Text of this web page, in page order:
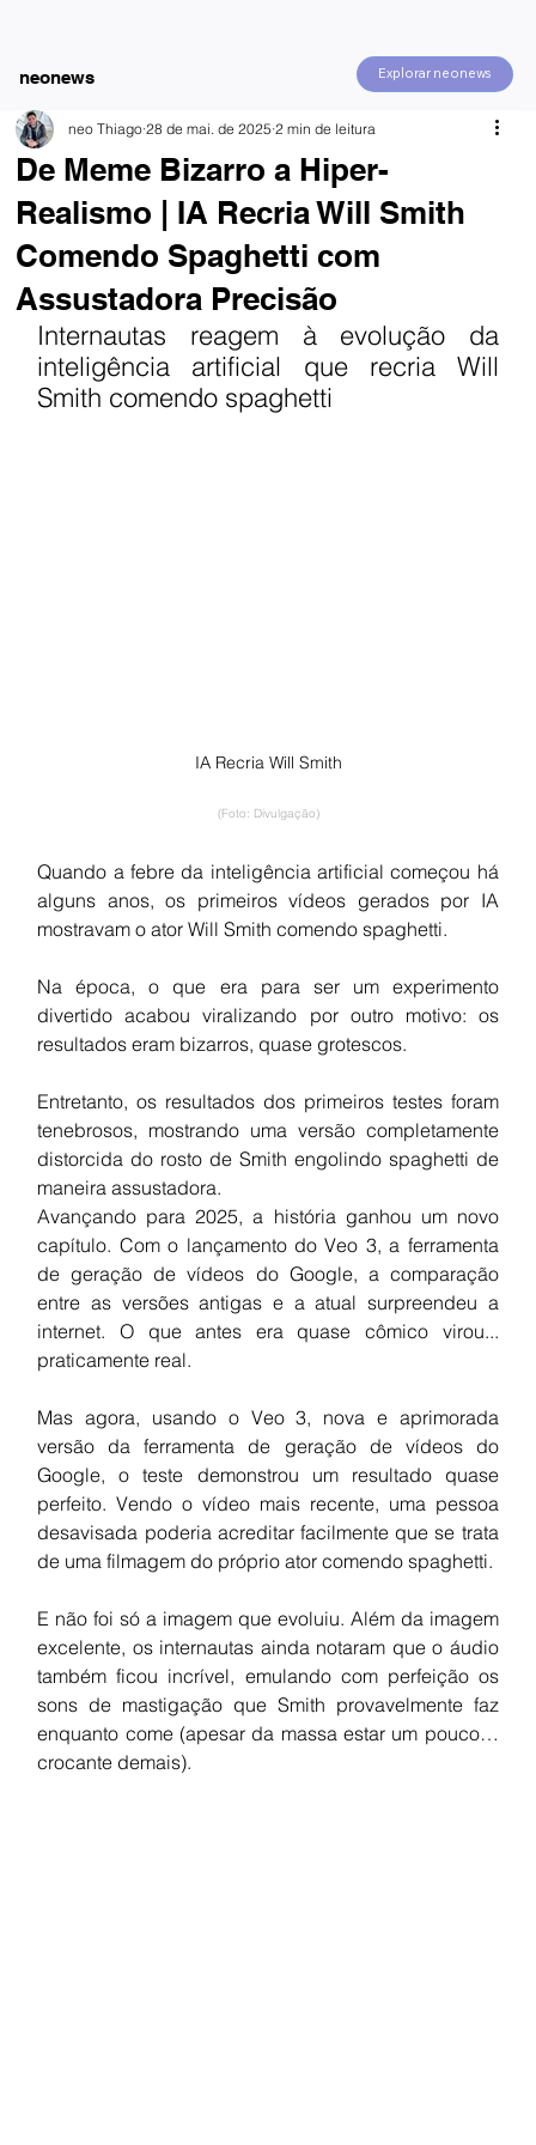
Explorar neonews
neonews
De Meme Bizarro a Hiper-
Realismo | IA Recria Will Smith
Comendo Spaghetti com
Assustadora Precisão
neo Thiago 28 de mai. de 2025 2 min de leitura
Internautas reagem à evolução da
inteligência artificial que recria Will
Smith comendo spaghetti
IA Recria Will Smith
(Foto: Divulgação)
Quando a febre da inteligência artificial começou há
alguns anos, os primeiros vídeos gerados por IA
mostravam o ator Will Smith comendo spaghetti.
Na época, o que era para ser um experimento
divertido acabou viralizando por outro motivo: os
resultados eram bizarros, quase grotescos.
Entretanto, os resultados dos primeiros testes foram
tenebrosos, mostrando uma versão completamente
distorcida do rosto de Smith engolindo spaghetti de
maneira assustadora.
Avançando para 2025, a história ganhou um novo
capítulo. Com o lançamento do Veo 3, a ferramenta
de geração de vídeos do Google, a comparação
entre as versões antigas e a atual surpreendeu a
internet. O que antes era quase cômico virou...
praticamente real.
Mas agora, usando o Veo 3, nova e aprimorada
versão da ferramenta de geração de vídeos do
Google, o teste demonstrou um resultado quase
perfeito. Vendo o vídeo mais recente, uma pessoa
desavisada poderia acreditar facilmente que se trata
de uma filmagem do próprio ator comendo spaghetti.
E não foi só a imagem que evoluiu. Além da imagem
excelente, os internautas ainda notaram que o áudio
também ficou incrível, emulando com perfeição os
sons de mastigação que Smith provavelmente faz
enquanto come (apesar da massa estar um pouco…
crocante demais).